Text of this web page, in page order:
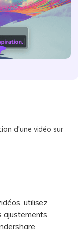
d'une vidéo sur
utilisez
ajustements